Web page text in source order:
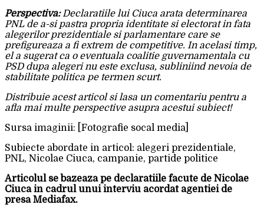
Perspectiva:Declaratiile lui Ciuca arata determinarea
PNL de a-si pastra propria identitate si electorat in fata
alegerilor prezidentiale si parlamentare care se
prefigureaza a fi extrem de competitive. In acelasi timp,
el a sugerat ca o eventuala coalitie guvernamentala cu
PSD dupa alegeri nu este exclusa, subliniind nevoia de
stabilitate politica pe termen scurt.
Distribuie acest articol si lasa un comentariu pentru a
afla mai multe perspective asupra acestui subiect!
Sursa imaginii: [Fotografie socal media]
Subiecte abordate in articol: alegeri prezidentiale,
PNL, Nicolae Ciuca, campanie, partide politice
Articolul se bazeaza pe declaratiile facute de Nicolae
Ciuca in cadrul unui interviu acordat agentiei de
presa Mediafax.